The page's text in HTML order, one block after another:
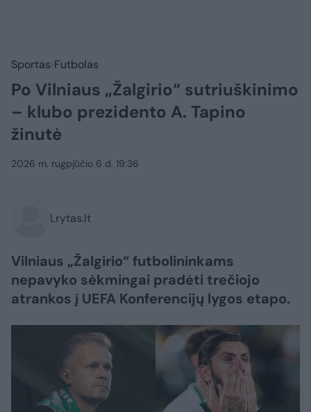
Sportas Futbolas
Po Vilniaus „Žalgirio“ sutriuškinimo
– klubo prezidento A. Tapino
žinutė
2026 m. rugpjūčio 6 d. 19:36
Lrytas.lt
Vilniaus „Žalgirio“ futbolininkams
nepavyko sėkmingai pradėti trečiojo
atrankos į UEFA Konferencijų lygos etapo.